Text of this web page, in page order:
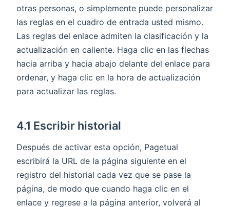
otras personas, o simplemente puede personalizar
las reglas en el cuadro de entrada usted mismo.
Las reglas del enlace admiten la clasificación y la
actualización en caliente. Haga clic en las flechas
hacia arriba y hacia abajo delante del enlace para
ordenar, y haga clic en la hora de actualización
para actualizar las reglas.
4.1 Escribir historial
Después de activar esta opción, Pagetual
escribirá la URL de la página siguiente en el
registro del historial cada vez que se pase la
página, de modo que cuando haga clic en el
enlace y regrese a la página anterior, volverá al